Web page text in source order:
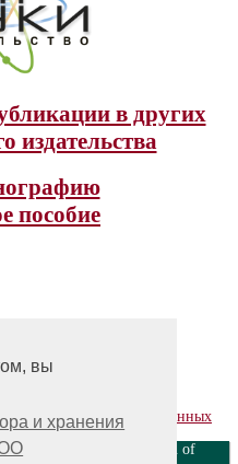
вы
и хранения
в других
издательства
пособие
персональных данных
company «World of